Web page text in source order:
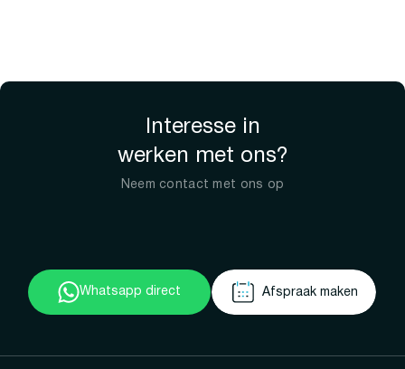
Interesse in
werken met ons?
Neem contact met ons op
Whatsapp direct Afspraak maken